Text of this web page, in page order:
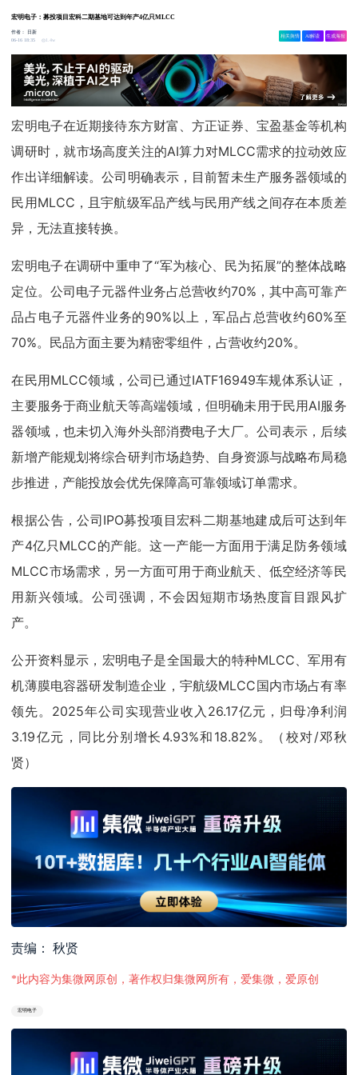
宏明电子：募投项目宏科二期基地可达到年产4亿只MLCC
作者：
日新
06-16 18:35
1.4w
相关舆情 AI解读 生成海报
宏明电子在近期接待东方财富、方正证券、宝盈基金等机构
调研时，就市场高度关注的AI算力对MLCC需求的拉动效应
作出详细解读。公司明确表示，目前暂未生产服务器领域的
民用MLCC，且宇航级军品产线与民用产线之间存在本质差
异，无法直接转换。
宏明电子在调研中重申了“军为核心、民为拓展”的整体战略
定位。公司电子元器件业务占总营收约70%，其中高可靠产
品占电子元器件业务的90%以上，军品占总营收约60%至
70%。民品方面主要为精密零组件，占营收约20%。
在民用MLCC领域，公司已通过IATF16949车规体系认证，
主要服务于商业航天等高端领域，但明确未用于民用AI服务
器领域，也未切入海外头部消费电子大厂。公司表示，后续
新增产能规划将综合研判市场趋势、自身资源与战略布局稳
步推进，产能投放会优先保障高可靠领域订单需求。
根据公告，公司IPO募投项目宏科二期基地建成后可达到年
产4亿只MLCC的产能。这一产能一方面用于满足防务领域
MLCC市场需求，另一方面可用于商业航天、低空经济等民
用新兴领域。公司强调，不会因短期市场热度盲目跟风扩
产。
公开资料显示，宏明电子是全国最大的特种MLCC、军用有
机薄膜电容器研发制造企业，宇航级MLCC国内市场占有率
领先。2025年公司实现营业收入26.17亿元，归母净利润
3.19亿元，同比分别增长4.93%和18.82%。（校对/邓秋
贤）
责编： 秋贤
*此内容为集微网原创，著作权归集微网所有，爱集微，爱原创
宏明电子